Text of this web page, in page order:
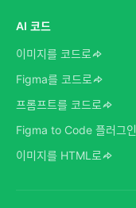
AI 코드
이미지를 코드로
Figma를 코드로
프롬프트를 코드로
Figma to Code 플러그인
이미지를 HTML로